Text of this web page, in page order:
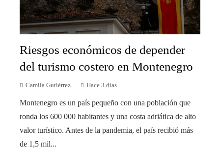
Riesgos económicos de depender
del turismo costero en Montenegro
Camila Gutiérrez Hace 3 días
Montenegro es un país pequeño con una población que
ronda los 600 000 habitantes y una costa adriática de alto
valor turístico. Antes de la pandemia, el país recibió más
de 1,5 mil...